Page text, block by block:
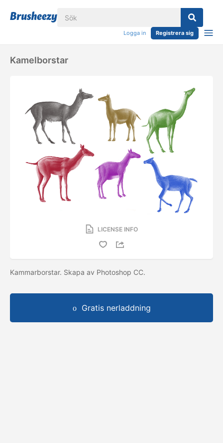
Logga in Registrera sig
Kamelborstar
LICENSE INFO
Kammarborstar. Skapa av Photoshop CC.
Gratis nerladdning